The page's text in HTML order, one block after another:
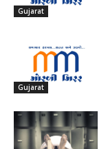
Gujarat
Gujarat